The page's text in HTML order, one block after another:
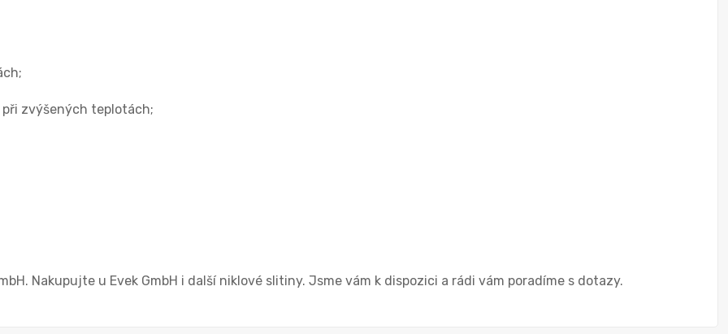
zvýšených teplotách;
Nakupujte u Evek GmbH i další niklové slitiny. Jsme vám k dispozici a rádi vám poradíme s dotazy.